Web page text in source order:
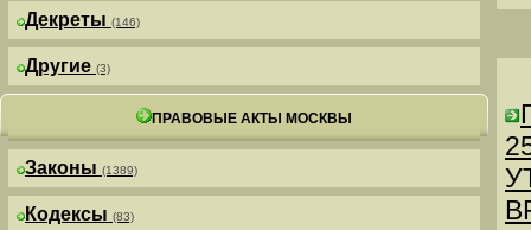
Декреты (146)
Другие (3)
ПРАВОВЫЕ АКТЫ МОСКВЫ
Законы (1389)
Кодексы (83)